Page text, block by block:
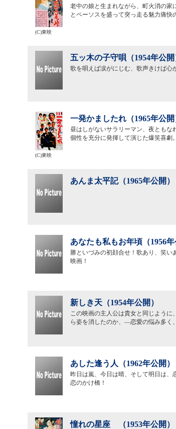
老中の娘と生まれながら、町火消の家
とペーソスを盛って突っ走る魅力痛快
(C)東映
五ッ木の子守唄（1954年公開
歌を唄えば涙がにじむ、歌声きけば心
一発かましたれ（1965年公開
昼はしがないサラリーマン、夜ともな
個性を充分に発揮して演じた爆笑喜劇。
(C)東映
あんま太平記（1965年公開）
あなたも私もお年頃（1956年
勝といづみの初顔合せ！歌あり、笑
映画！
新しき天（1954年公開）
この映画の主人公は貴女と同じよう
ら姿を消したのか、―恋愛の悩み多く
あした逢う人（1962年公開）
昨日は嵐、今日は晴、そして明日は
恋のかけ橋！
憧れの星座 （1953年公開）